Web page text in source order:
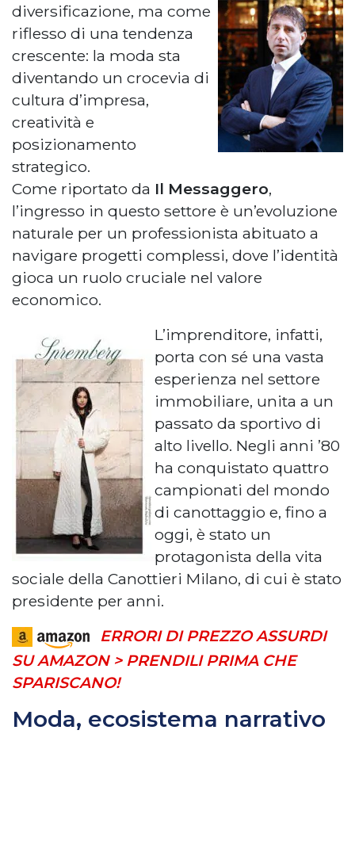
diversificazione, ma come
riflesso di una tendenza
crescente: la moda sta
diventando un crocevia di
cultura d’impresa,
creatività e
posizionamento
strategico.
Come riportato da Il Messaggero,
l’ingresso in questo settore è un’evoluzione
naturale per un professionista abituato a
navigare progetti complessi, dove l’identità
gioca un ruolo cruciale nel valore
economico.
L’imprenditore, infatti,
porta con sé una vasta
esperienza nel settore
immobiliare, unita a un
passato da sportivo di
alto livello. Negli anni ’80
ha conquistato quattro
campionati del mondo
di canottaggio e, fino a
oggi, è stato un
protagonista della vita
sociale della Canottieri Milano, di cui è stato
presidente per anni.
ERRORI DI PREZZO ASSURDI
SU AMAZON > PRENDILI PRIMA CHE
SPARISCANO!
Moda, ecosistema narrativo